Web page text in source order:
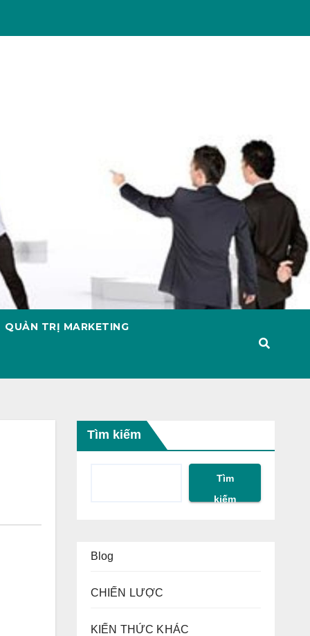
QUẢN TRỊ MARKETING
Tìm kiếm
Tìm
kiếm
Blog
CHIẾN LƯỢC
KIẾN THỨC KHÁC